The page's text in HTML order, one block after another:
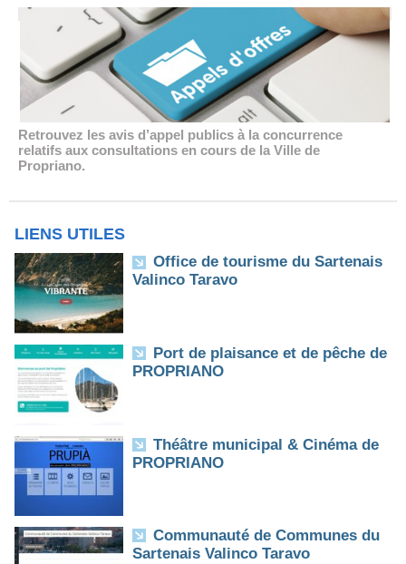
Retrouvez les avis d’appel publics à la concurrence
relatifs aux consultations en cours de la Ville de
Propriano.
LIENS UTILES
Office de tourisme du Sartenais
Valinco Taravo
Port de plaisance et de pêche de
PROPRIANO
Théâtre municipal & Cinéma de
PROPRIANO
Communauté de Communes du
Sartenais Valinco Taravo